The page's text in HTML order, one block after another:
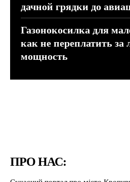
дачной грядки до
Газонокосилка для
как не переплатить
мощность
ПРО НАС: